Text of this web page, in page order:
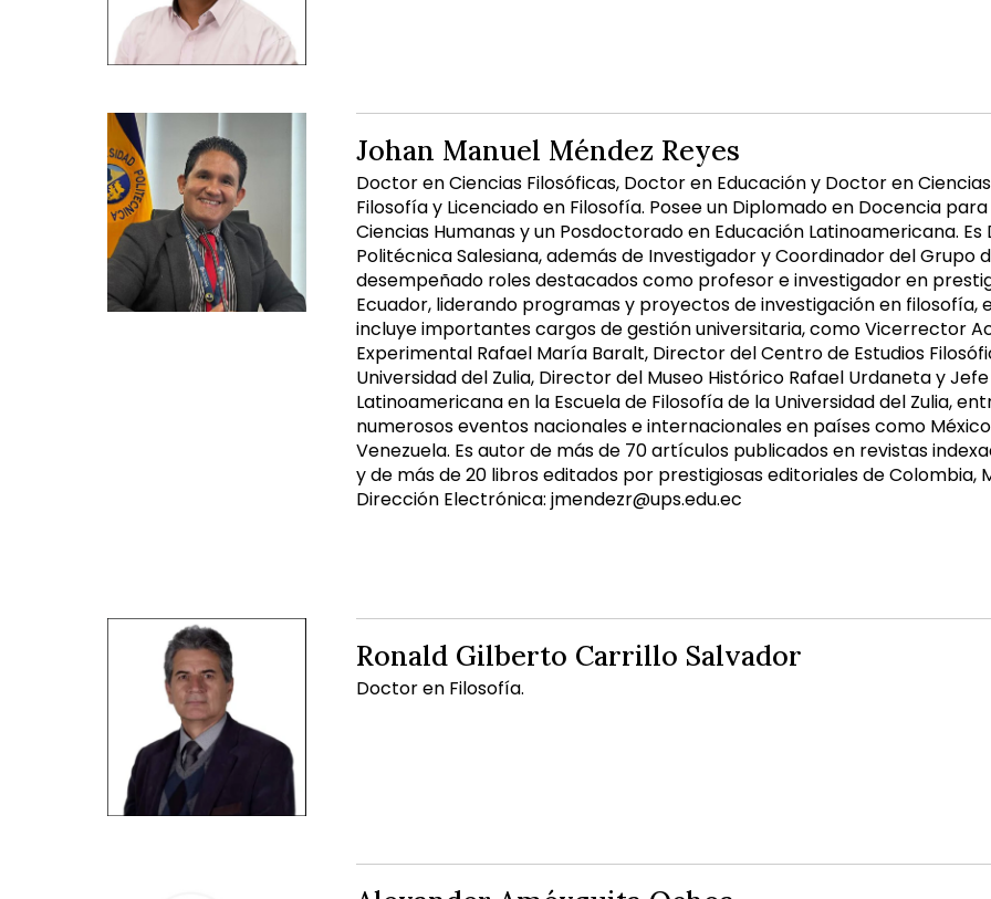
Johan Manuel Méndez Reyes
Doctor en Ciencias Filosóficas, Doctor en Educación y Doctor en
Filosofía y Licenciado en Filosofía. Posee un Diplomado en Docencia
Ciencias Humanas y un Posdoctorado en Educación Latinoamericana.
Politécnica Salesiana, además de Investigador y Coordinador del Grupo
desempeñado roles destacados como profesor e investigador en
Ecuador, liderando programas y proyectos de investigación en filosofía,
incluye importantes cargos de gestión universitaria, como Vicerrector
Experimental Rafael María Baralt, Director del Centro de Estudios
Universidad del Zulia, Director del Museo Histórico Rafael Urdaneta y
Latinoamericana en la Escuela de Filosofía de la Universidad del Zulia,
numerosos eventos nacionales e internacionales en países como
Venezuela. Es autor de más de 70 artículos publicados en revistas
y de más de 20 libros editados por prestigiosas editoriales de Colombia,
Dirección Electrónica: jmendezr@ups.edu.ec
Ronald Gilberto Carrillo Salvador
Doctor en Filosofía.